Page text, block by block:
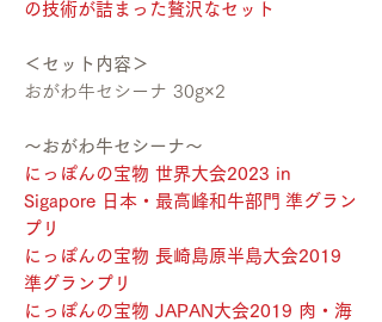
の技術が詰まった贅沢なセット
＜セット内容＞
おがわ牛セシーナ 30g×2
〜おがわ牛セシーナ〜
にっぽんの宝物 世界大会2023 in
Sigapore 日本・最高峰和牛部門 準グラン
プリ
にっぽんの宝物 長崎島原半島大会2019
準グランプリ
にっぽんの宝物 JAPAN大会2019 肉・海